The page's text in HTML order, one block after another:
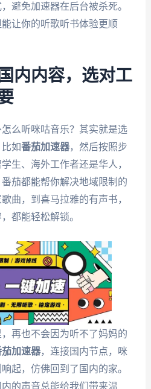
避免加速器在后台被杀死。
让你的听歌听书体验更顺
内内容，选对工
么听咪咕音乐？其实就是选
如番茄加速器，然后按照步
生、海外工作者还是华人，
茄都能帮你解决地域限制的
曲，到喜马拉雅的有声书，
都能轻松解锁。
再也不会因为听不了妈妈的
加速器，连接国内节点，咪
起，仿佛回到了国内的家。
的声音总能给我们带来温